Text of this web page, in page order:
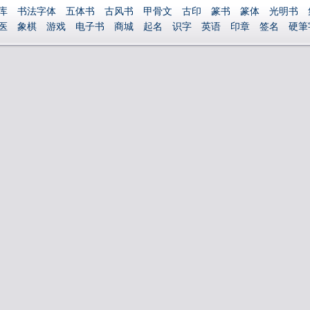
书法字体 五体书 古风书 甲骨文 古印 篆书 篆体 光明书
象棋 游戏 电子书 商城 起名 识字 英语 印章 签名 硬筆